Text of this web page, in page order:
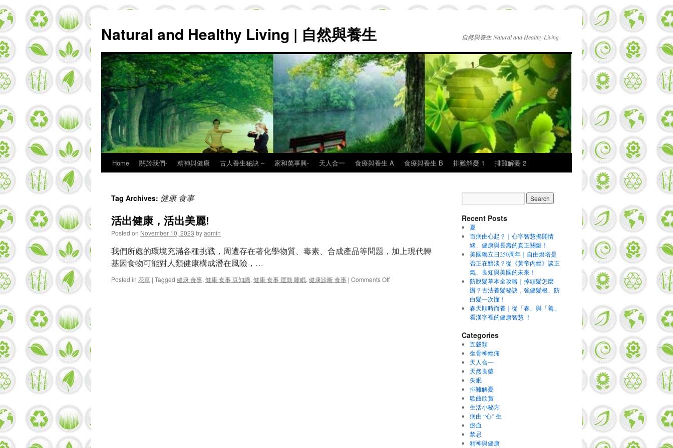
Natural and Healthy Living | 自然與養生 自然與養生 Natural and Healthy Living
Skip
content
Home 關於我們- 精神與健康 古人養生秘訣 – 家和萬事興- 天人合一 食療與養生 A 食療與養生 B 排難解憂 1 排難解憂 2
Tag Archives: 健康 食事
活出健康，活出美麗!
Posted on November 10, 2023 byadmin
我們所處的環境充滿各種挑戰，周遭存在著化學物質、毒素、合成產品等問題，加上現代轉
基因食物可能對人類健康構成潛在風險，…
Posted in 花草 | Tagged 健康 食事, 健康 食事 豆知識, 健康 食事 運動 睡眠, 健康診断 食事 | Comments Offon
Recent Posts
夏
百病由心起？｜心字智慧揭開情
緒、健康與長壽的真正關鍵！
美國獨立日250周年｜自由燈塔是
否正在黯淡？從《黃帝內經》談正
氣、良知與美國的未來！
防脫髮草本全攻略｜掉頭髮怎麼
辦？古法養髮秘訣，強健髮根、防
白髮一次懂！
春天順時而養｜從「春」與「善」
看漢字裡的健康智慧 ！
Categories
五穀類
坐骨神經痛
天人合一
天然良藥
失眠
排難解憂
歌曲欣賞
生活小秘方
病由 “心” 生
瘀血
禁忌
精神與健康